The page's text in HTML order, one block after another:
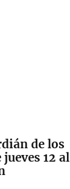
de los
12 al